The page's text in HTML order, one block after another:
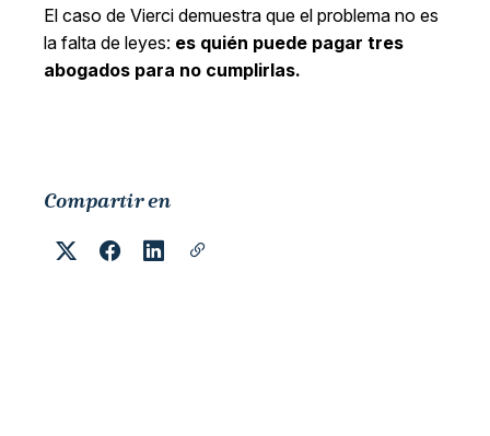
El caso de Vierci demuestra que el problema no es
la falta de leyes: es quién puede pagar tres
abogados para no cumplirlas.
Compartir en